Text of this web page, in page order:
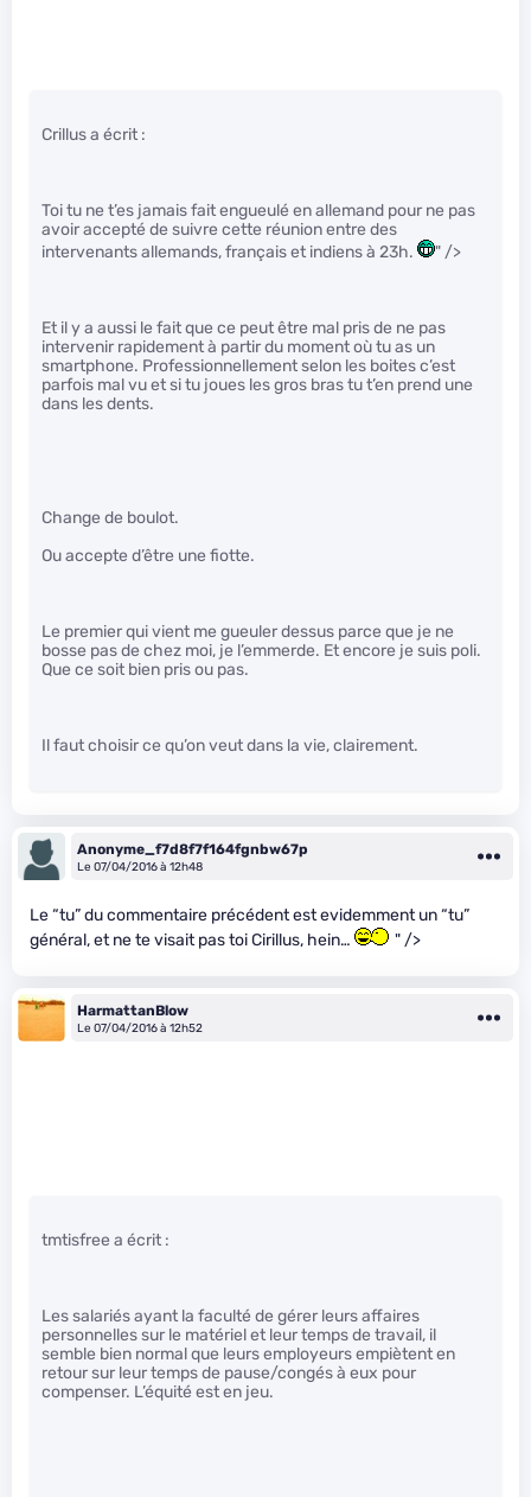
Crillus a écrit :
Toi tu ne t’es jamais fait engueulé en allemand pour ne pas
avoir accepté de suivre cette réunion entre des
intervenants allemands, français et indiens à 23h.
" />
Et il y a aussi le fait que ce peut être mal pris de ne pas
intervenir rapidement à partir du moment où tu as un
smartphone. Professionnellement selon les boites c’est
parfois mal vu et si tu joues les gros bras tu t’en prend une
dans les dents.
Change de boulot.
Ou accepte d’être une fiotte.
Le premier qui vient me gueuler dessus parce que je ne
bosse pas de chez moi, je l’emmerde. Et encore je suis poli.
Que ce soit bien pris ou pas.
Il faut choisir ce qu’on veut dans la vie, clairement.
Anonyme_f7d8f7f164fgnbw67p
Le 07/04/2016 à 12h48
Le “tu” du commentaire précédent est evidemment un “tu”
général, et ne te visait pas toi Cirillus, hein…
" />
HarmattanBlow
Le 07/04/2016 à 12h52
tmtisfree a écrit :
Les salariés ayant la faculté de gérer leurs affaires
personnelles sur le matériel et leur temps de travail, il
semble bien normal que leurs employeurs empiètent en
retour sur leur temps de pause/congés à eux pour
compenser. L’équité est en jeu.